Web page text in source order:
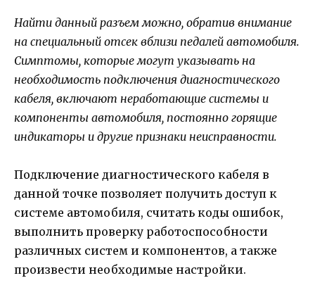
Найти данный разъем можно, обратив внимание
на специальный отсек вблизи педалей автомобиля.
Симптомы, которые могут указывать на
необходимость подключения диагностического
кабеля, включают неработающие системы и
компоненты автомобиля, постоянно горящие
индикаторы и другие признаки неисправности.
Подключение диагностического кабеля в
данной точке позволяет получить доступ к
системе автомобиля, считать коды ошибок,
выполнить проверку работоспособности
различных систем и компонентов, а также
произвести необходимые настройки.